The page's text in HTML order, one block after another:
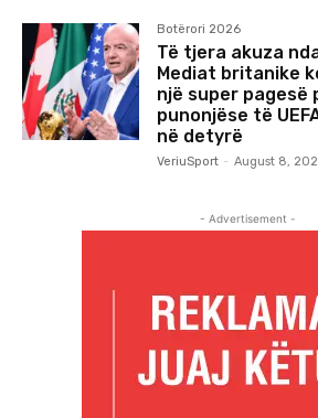
Botërori 2026
Të tjera akuza
Mediat britanike
një super pagesë
punonjëse të
në detyrë
VeriuSport - August 8,
- Advertisement -